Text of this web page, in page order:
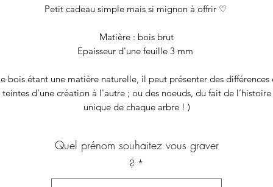
Petit cadeau simple mais si mignon à offrir ♡
Matière : bois brut
Epaisseur d'une feuille 3 mm
bois étant une matière naturelle, il peut présenter des différences
teintes d'une création à l'autre ; ou des noeuds, du fait de l’histoire
unique de chaque arbre ! )
Quel prénom souhaitez vous graver
? *